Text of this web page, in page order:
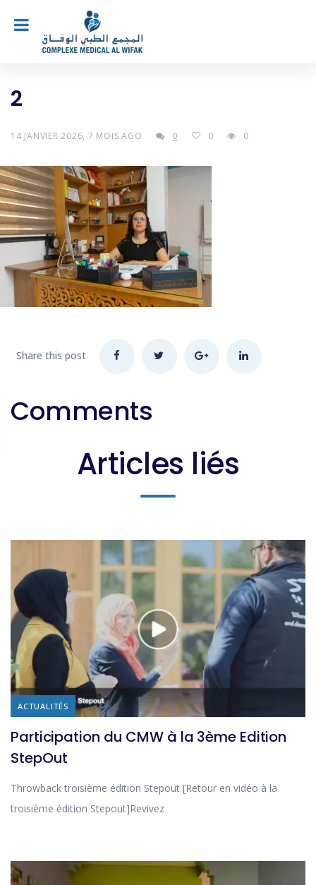
2
14 JANVIER 2026, 7 MOIS AGO 0 0 0
Share this post
Comments
Articles liés
ACTUALITÉS
Participation du CMW à la 3ème Edition
StepOut
Throwback troisième édition Stepout [Retour en vidéo à la
troisième édition Stepout]Revivez